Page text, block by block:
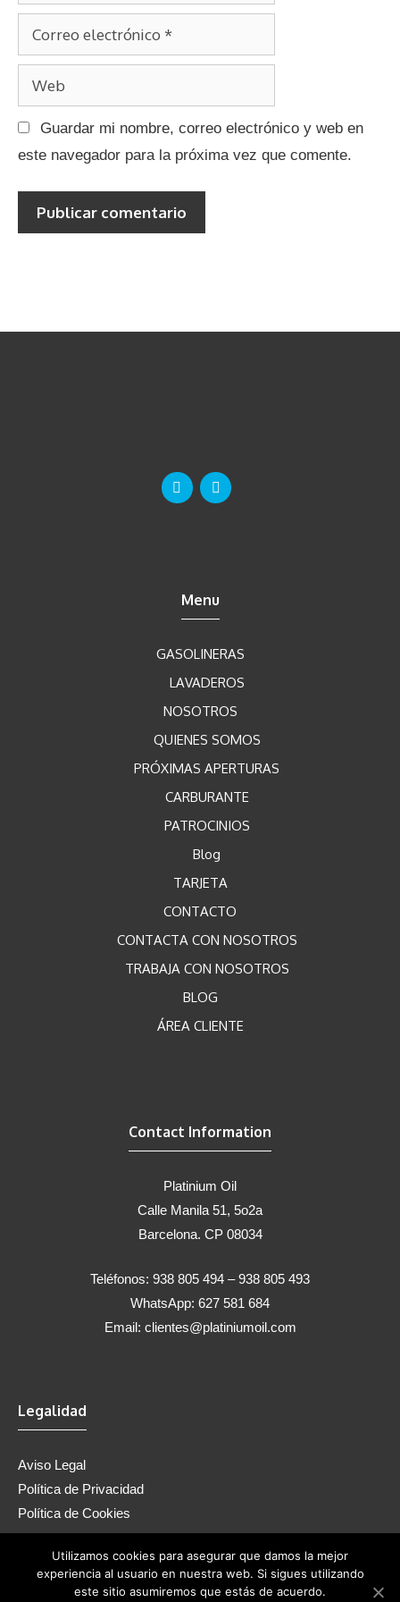
o
b
e
o
r
e
o
e
W
e
b
Guardar mi nombre, correo electrónico y web en
este navegador para la próxima vez que comente.
Menu
GASOLINERAS
LAVADEROS
NOSOTROS
QUIENES SOMOS
PRÓXIMAS APERTURAS
CARBURANTE
PATROCINIOS
Blog
TARJETA
CONTACTO
CONTACTA CON NOSOTROS
TRABAJA CON NOSOTROS
BLOG
ÁREA CLIENTE
Contact Information
Platinium Oil
Calle Manila 51, 5o2a
Barcelona. CP 08034
Teléfonos: 938 805 494 – 938 805 493
WhatsApp: 627 581 684
Email: clientes@platiniumoil.com
Legalidad
Aviso Legal
Política de Privacidad
Política de Cookies
Privacy Policy|Terms of Service
Utilizamos cookies para asegurar que damos la mejor
experiencia al usuario en nuestra web. Si sigues utilizando
este sitio asumiremos que estás de acuerdo.